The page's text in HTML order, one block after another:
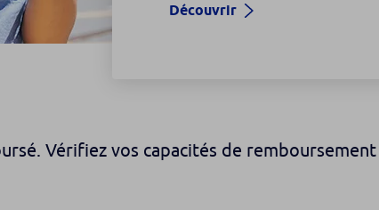
Découvrir
Vérifiez vos capacités de